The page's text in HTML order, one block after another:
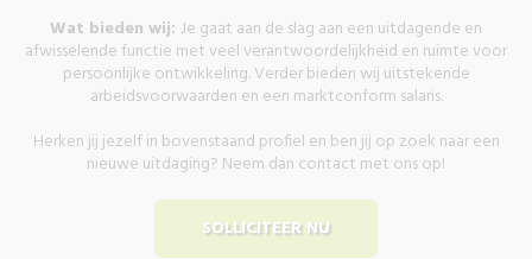
Wat bieden wij: Je gaat aan de slag aan een uitdagende en
afwisselende functie met veel verantwoordelijkheid en ruimte voor
persoonlijke ontwikkeling. Verder bieden wij uitstekende
arbeidsvoorwaarden en een marktconform salaris.
Herken jij jezelf in bovenstaand profiel en ben jij op zoek naar een
nieuwe uitdaging? Neem dan contact met ons op!
SOLLICITEER NU